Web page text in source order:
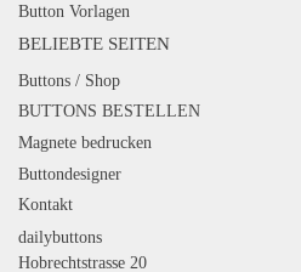
Button Vorlagen
BELIEBTE SEITEN
Buttons / Shop
BUTTONS BESTELLEN
Magnete bedrucken
Buttondesigner
Kontakt
dailybuttons
Hobrechtstrasse 20